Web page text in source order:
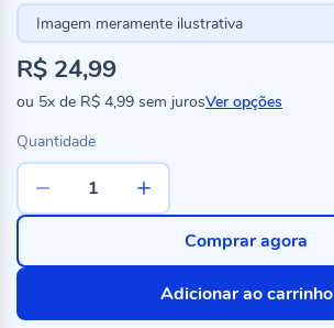
Imagem meramente ilustrativa
R$ 24,99
ou 5x de R$ 4,99 sem jurosVer opções
Quantidade
Adicionar ao carrinho
Comprar agora